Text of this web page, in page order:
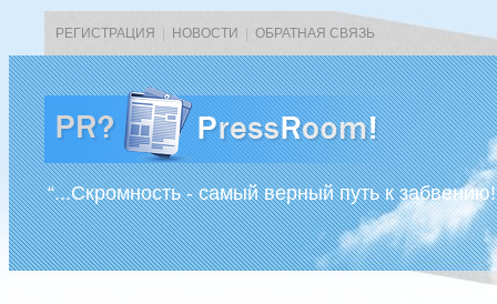
РЕГИСТРАЦИЯ НОВОСТИ ОБРАТНАЯ СВЯЗЬ
“...Скромность - самый верный путь к